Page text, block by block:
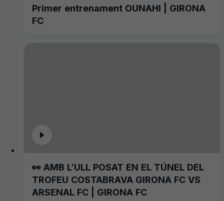
Primer entrenament OUNAHI | GIRONA
FC
👀 AMB L’ULL POSAT EN EL TÚNEL DEL
TROFEU COSTABRAVA GIRONA FC VS
ARSENAL FC | GIRONA FC